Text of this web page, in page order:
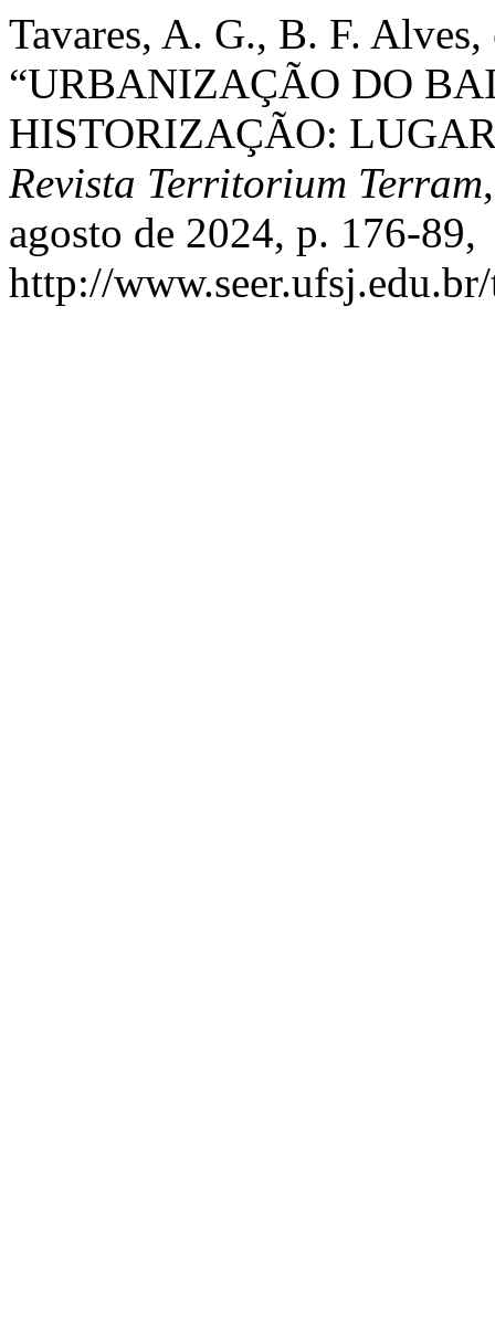
Tavares, A. G., B. F.
“URBANIZAÇÃO DO
HISTORIZAÇÃO:
Revista Territorium Terram
agosto de 2024, p. 176-89,
http://